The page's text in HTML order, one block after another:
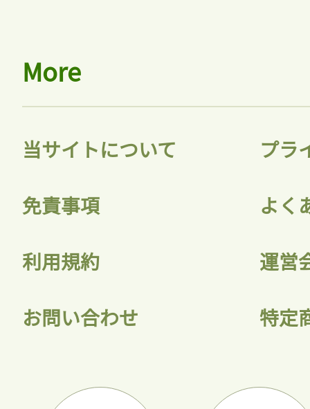
More
当サイトについて プラ
免責事項 よく
利用規約 運営
お問い合わせ 特定